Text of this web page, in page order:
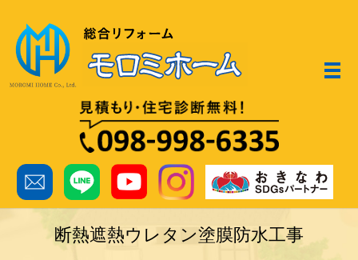
メ
断熱遮熱ウレタン塗膜防水工事